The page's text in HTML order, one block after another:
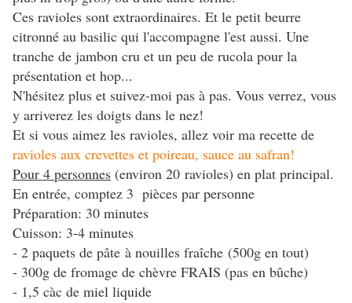
Ces ravioles sont extraordinaires. Et le petit beurre
citronné au basilic qui l'accompagne l'est aussi. Une
tranche de jambon cru et un peu de rucola pour la
présentation et hop...
N'hésitez plus et suivez-moi pas à pas. Vous verrez, vous
y arriverez les doigts dans le nez!
Et si vous aimez les ravioles, allez voir ma recette de
ravioles aux crevettes et poireau, sauce au safran!
Pour 4 personnes (environ 20 ravioles) en plat principal.
En entrée, comptez 3 pièces par personne
Préparation: 30 minutes
Cuisson: 3-4 minutes
- 2 paquets de pâte à nouilles fraîche (500g en tout)
- 300g de fromage de chèvre FRAIS (pas en bûche)
- 1,5 càc de miel liquide